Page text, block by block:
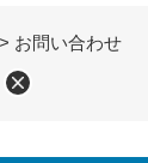
> お問い合わせ